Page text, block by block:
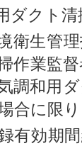
ダクト
衛生管
作業監
調和用
合に限り
有効期